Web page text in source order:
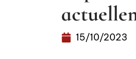
15/10/2023